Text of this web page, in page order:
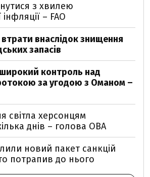
з хвилею
– FAO
втрати внаслідок знищення
запасів
контроль над
за угодою з Оманом –
світла херсонцям
днів – голова ОВА
новий пакет санкцій
потрапив до нього